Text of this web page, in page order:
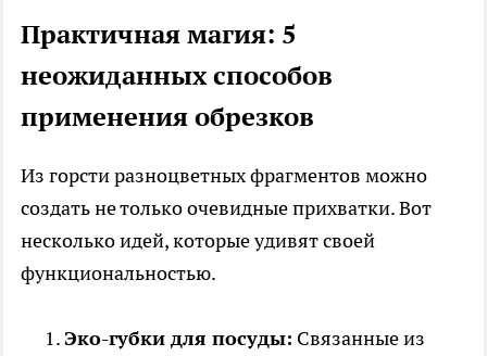
Практичная магия: 5
неожиданных способов
применения обрезков
Из горсти разноцветных фрагментов можно
создать не только очевидные прихватки. Вот
несколько идей, которые удивят своей
функциональностью.
Эко-губки для посуды: Связанные из